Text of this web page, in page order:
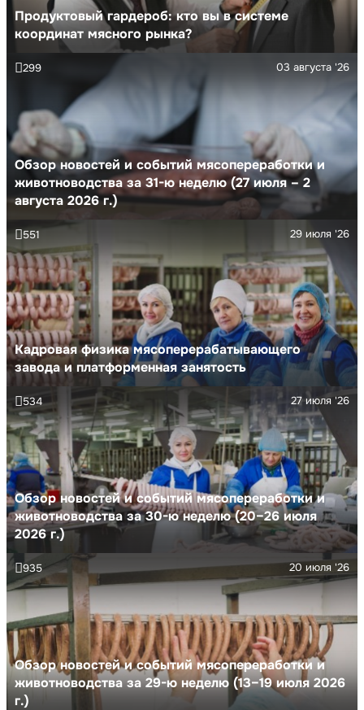
Продуктовый гардероб: кто вы в системе
координат мясного рынка?
Обзор новостей и событий мясопереработки и
животноводства за 31-ю неделю (27 июля – 2
августа 2026 г.)
03 августа '26
299
Кадровая физика мясоперерабатывающего
завода и платформенная занятость
29 июля '26
551
Обзор новостей и событий мясопереработки и
животноводства за 30-ю неделю (20–26 июля
2026 г.)
27 июля '26
534
Обзор новостей и событий мясопереработки и
животноводства за 29-ю неделю (13–19 июля 2026
г.)
20 июля '26
935